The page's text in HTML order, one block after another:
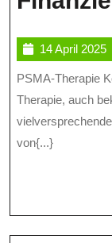
14 April 202514
PSMA-Therapie Kosten: Was Sie wissen sollten Die PSMA-
Therapie, auch
von{...}